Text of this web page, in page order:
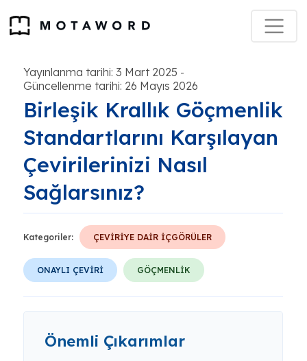
Yayınlanma tarihi: 3 Mart 2025 -
Güncellenme tarihi: 26 Mayıs 2026
Birleşik Krallık Göçmenlik
Standartlarını Karşılayan
Çevirilerinizi Nasıl
Sağlarsınız?
Kategoriler: ÇEVİRİYE DAİR İÇGÖRÜLER
ONAYLI ÇEVİRİ GÖÇMENLİK
Önemli Çıkarımlar